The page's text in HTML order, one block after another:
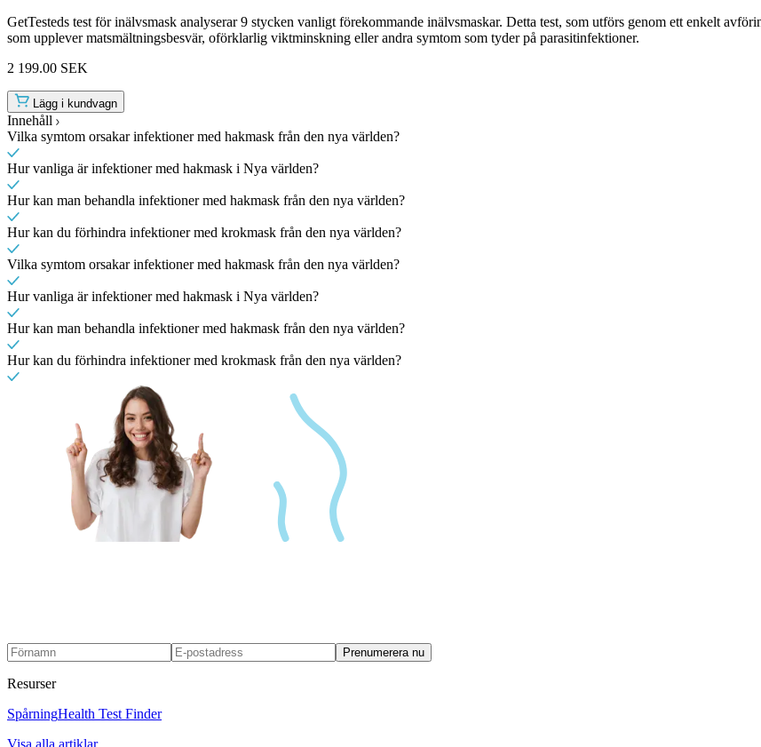
GetTesteds test för inälvsmask analyserar 9 stycken vanligt förekommande inälvsmaskar. Detta test, som utförs genom ett enkelt
som upplever matsmältningsbesvär, oförklarlig viktminskning eller andra symtom som tyder på parasitinfektioner.
2 199.00 SEK
Lägg i kundvagn
Innehåll
Vilka symtom orsakar infektioner med hakmask från den nya världen?
Hur vanliga är infektioner med hakmask i Nya världen?
Hur kan man behandla infektioner med hakmask från den nya världen?
Hur kan du förhindra infektioner med krokmask från den nya världen?
Vilka symtom orsakar infektioner med hakmask från den nya världen?
Hur vanliga är infektioner med hakmask i Nya världen?
Hur kan man behandla infektioner med hakmask från den nya världen?
Hur kan du förhindra infektioner med krokmask från den nya världen?
Prenumerera nu
Resurser
SpårningHealth Test Finder
Visa alla artiklar